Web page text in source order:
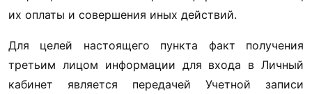
их оплаты и совершения иных действий.
Для целей настоящего пункта факт получения
третьим лицом информации для входа в Личный
кабинет является передачей Учетной записи